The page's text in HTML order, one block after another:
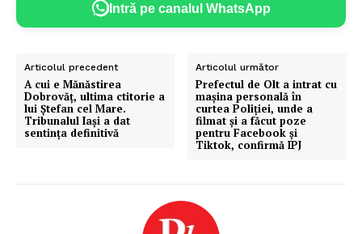
Intră pe canalul WhatsApp
Articolul precedent
A cui e Mănăstirea
Dobrovăţ, ultima ctitorie a
lui Ştefan cel Mare.
Tribunalul Iaşi a dat
sentinţa definitivă
Articolul următor
Prefectul de Olt a intrat cu
maşina personală în
curtea Poliţiei, unde a
filmat şi a făcut poze
pentru Facebook şi
Tiktok, confirmă IPJ